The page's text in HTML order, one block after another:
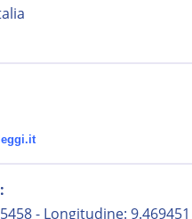
- Longitudine: 9.469451